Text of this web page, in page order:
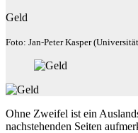
Geld
Foto: Jan-Peter Kasper
Ohne Zweifel ist ein
nachstehenden Seiten